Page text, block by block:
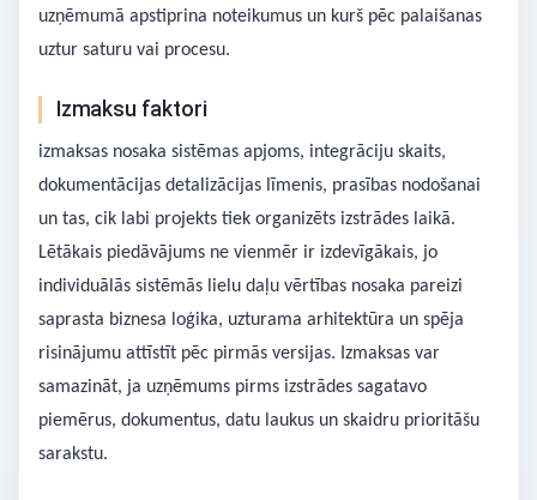
uzņēmumā apstiprina noteikumus un kurš pēc palaišanas
uztur saturu vai procesu.
Izmaksu faktori
izmaksas nosaka sistēmas apjoms, integrāciju skaits,
dokumentācijas detalizācijas līmenis, prasības nodošanai
un tas, cik labi projekts tiek organizēts izstrādes laikā.
Lētākais piedāvājums ne vienmēr ir izdevīgākais, jo
individuālās sistēmās lielu daļu vērtības nosaka pareizi
saprasta biznesa loģika, uzturama arhitektūra un spēja
risinājumu attīstīt pēc pirmās versijas. Izmaksas var
samazināt, ja uzņēmums pirms izstrādes sagatavo
piemērus, dokumentus, datu laukus un skaidru prioritāšu
sarakstu.